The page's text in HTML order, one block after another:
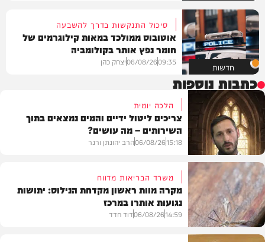
חדשות
סיכול התנקשות בדרך להשבעה
אוטובוס ממולכד במאות קילוגרמים של
חומר נפץ אותר בקולומביה
09:35
06/08/26יצחק כהן
כתבות נוספות
הלכה
הלכה יומית
צריכים ליטול ידיים והמים נמצאים בתוך
השירותים – מה עושים?
15:18
06/08/26הרב יהונתן ורנר
משרד הבריאות מדווח
מקרה מוות ראשון מקדחת הנילוס: יתושות
נגועות אותרו במרכז
14:59
06/08/26דוד חדד